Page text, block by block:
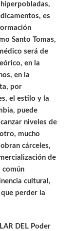
es
Santo Tomas,
será de
en la
en la
por
el estilo y la
puede
niveles de
mucho
cárceles,
de
común
cultural,
perder la
DEL Poder